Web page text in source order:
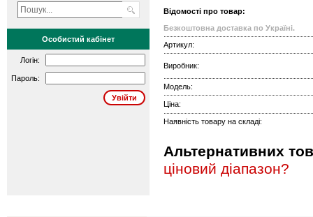
Особистий кабінет
Логін:
Пароль:
Відомості про товар:
Безкоштовна доставка по Україні.
Артикул:
Виробник:
Модель:
Ціна:
Наявність товару на складі:
Альтернативних
ціновий діапазон?